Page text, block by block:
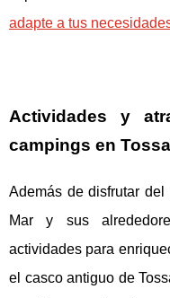
adapte a tus
Actividades y
campings en
Además de disfrutar
Mar y sus
actividades para
el casco antiguo de